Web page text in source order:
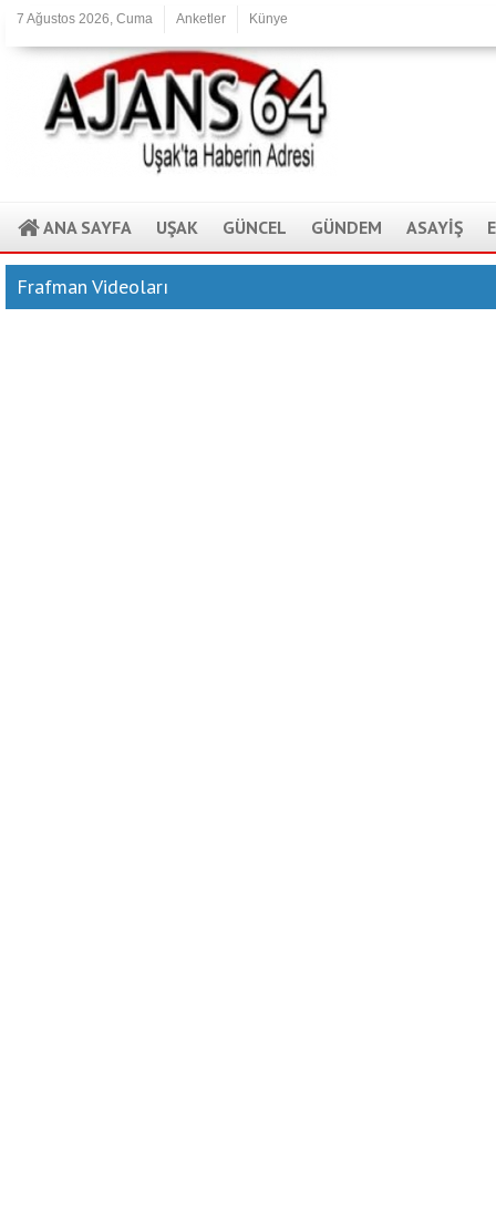
7 Ağustos 2026, Cuma Anketler Künye
ANA SAYFA UŞAK GÜNCEL GÜNDEM ASAYİŞ
Frafman Videoları